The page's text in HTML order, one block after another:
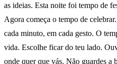
as ideias. Esta noite foi tempo de
Agora começa o tempo de
cada minuto, em cada gesto. O
vida. Escolhe ficar do teu lado.
onde quer que vás. Não guardes a